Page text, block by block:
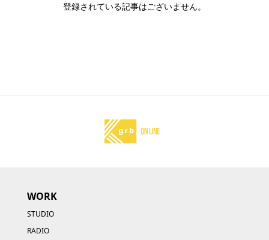
登録されている記事はございません。
WORK
STUDIO
RADIO